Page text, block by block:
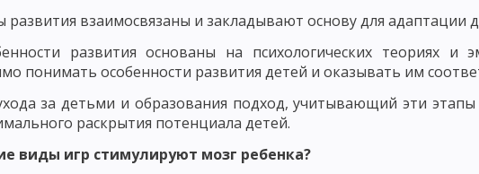
ОБУЧЕНИЯ ПРИНЦИП ГУМАНИЗАЦИИ И
В ОБУЧЕНИИ ПРИНЦИП ДОСТУПНОСТИ И ДОХОДЧИВОСТИ
СОЧЕТАНИЯ КОЛЛЕКТИВНЫХ И ИНДИВИДУАЛЬНЫХ ФОРМ И СПОСОБОВ
развития взаимосвязаны и закладывают основу для адаптации
развития основаны на психологических теориях и
понимать особенности развития детей и оказывать им
за детьми и образования подход, учитывающий эти
раскрытия потенциала детей.
виды игр стимулируют мозг ребенка?